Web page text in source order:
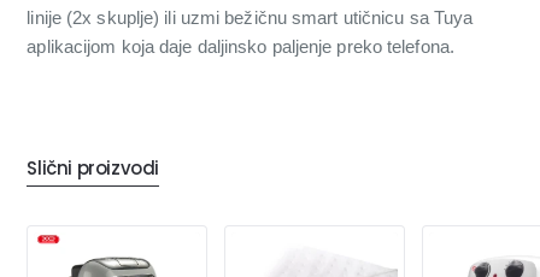
linije (2x skuplje) ili uzmi bežičnu smart utičnicu sa Tuya
aplikacijom koja daje daljinsko paljenje preko telefona.
Slični proizvodi